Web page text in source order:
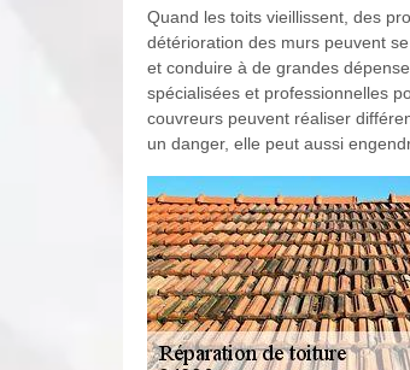
Quand les toits vieillissent, des
détérioration des murs peuvent
et conduire à de grandes
spécialisées et professionnelles
couvreurs peuvent réaliser
un danger, elle peut aussi